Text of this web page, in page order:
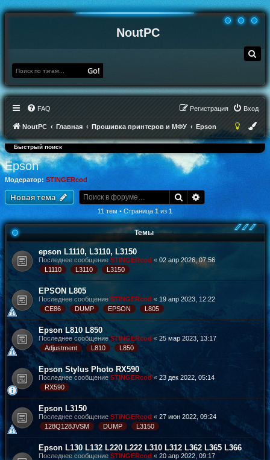
NoutPC
о
Go!
FAQ Вход
Регистрация
NoutPC Главная Прошивка принтеров и МФУ Epson
Быстрый поиск
Epson
Модератор: STINGERcod
Новая тема Поиск
11 тем • Страница 1 из 1
Темы
epson L1110, L3110, L3150
Последнее сообщение STINGERcod « 02 апр 2026, 07:56
L1110
L3110 L3150
EPSON L805
Последнее сообщение STINGERcod « 19 апр 2023, 12:22
CE86
DUMP EPSON L805
Epson L810 L850
Последнее сообщениеSTINGERcod « 25 мар 2023, 13:17
Adjustment
L810 L850
Epson Stylus Photo RX590
Последнее сообщение STINGERcod« 23 дек 2022, 05:14
RX590
Epson L3150
Последнее сообщение STINGERcod « 27 июн 2022, 09:24
128Q128JVSM
DUMP L3150
Epson L130 L132 L220 L222 L310 L312 L362 L365 L366
Последнее сообщение STINGERcod « 20 апр 2022, 09:17